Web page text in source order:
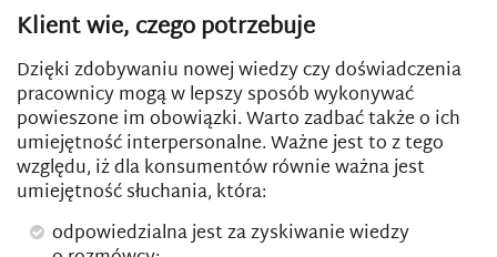
Klient wie, czego potrzebuje
Dzięki zdobywaniu nowej wiedzy czy doświadczenia
pracownicy mogą w lepszy sposób wykonywać
powieszone im obowiązki. Warto zadbać także o ich
umiejętność interpersonalne. Ważne jest to z tego
względu, iż dla konsumentów równie ważna jest
umiejętność słuchania, która:
odpowiedzialna jest za zyskiwanie wiedzy